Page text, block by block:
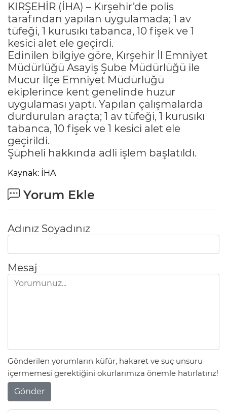
KIRŞEHİR (İHA) – Kırşehir’de polis
tarafından yapılan uygulamada; 1 av
tüfeği, 1 kurusıkı tabanca, 10 fişek ve 1
kesici alet ele geçirdi.
Edinilen bilgiye göre, Kırşehir İl Emniyet
Müdürlüğü Asayiş Şube Müdürlüğü ile
Mucur İlçe Emniyet Müdürlüğü
ekiplerince kent genelinde huzur
uygulaması yaptı. Yapılan çalışmalarda
durdurulan araçta; 1 av tüfeği, 1 kurusıkı
tabanca, 10 fişek ve 1 kesici alet ele
geçirildi.
Şüpheli hakkında adli işlem başlatıldı.
Kaynak: İHA
Yorum Ekle
Adınız Soyadınız
Mesaj
Gönderilen yorumların küfür, hakaret ve suç unsuru
içermemesi gerektiğini okurlarımıza önemle hatırlatırız!
Gönder